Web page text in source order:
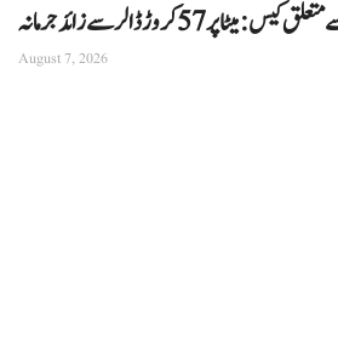
57 کروڑ ڈالر سے زائد جرمانہ
August 7, 2026